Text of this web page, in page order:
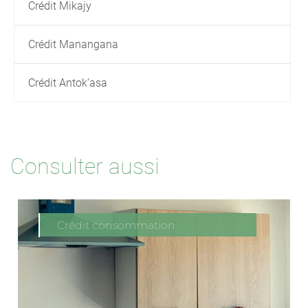
Crédit Mikajy
Crédit Manangana
Crédit Antok'asa
Consulter aussi
Crédit consommation